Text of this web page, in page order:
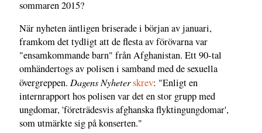
sommaren 2015?
När nyheten äntligen briserade i början av januari,
framkom det tydligt att de flesta av förövarna var
"ensamkommande barn" från Afghanistan. Ett 90-tal
omhändertogs av polisen i samband med de sexuella
övergreppen. Dagens Nyheterskrev: "Enligt en
internrapport hos polisen var det en stor grupp med
ungdomar, 'företrädesvis afghanska flyktingungdomar',
som utmärkte sig på konserten."